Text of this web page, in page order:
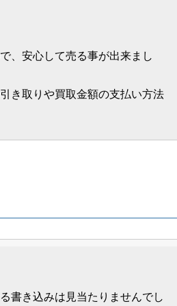
、安心して売る事が出来まし
き取りや買取金額の支払い方法
を入れているお店を探していま
手放すのをためらいましたが、
書き込みは見当たりませんでし